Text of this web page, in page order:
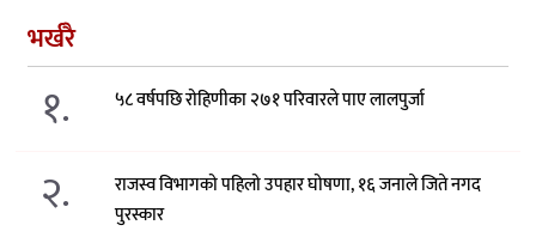
भर्खरै
१. ५८ वर्षपछि रोहिणीका २७१ परिवारले पाए लालपुर्जा
२.
राजस्व विभागको पहिलो उपहार घोषणा, १६ जनाले जिते नगद
पुरस्कार